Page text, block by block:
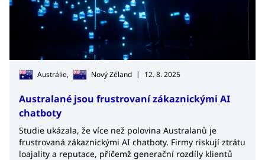
Austrálie, Nový Zéland | 12. 8. 2025
Australané jsou frustrovaní zákaznickými AI
chatboty
Studie ukázala, že více než polovina Australanů je
frustrovaná zákaznickými AI chatboty. Firmy riskují ztrátu
loajality a reputace, přičemž generační rozdíly klientů